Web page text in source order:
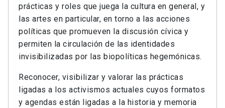
prácticas y roles que juega la cultura en general, y
las artes en particular, en torno a las acciones
políticas que promueven la discusión cívica y
permiten la circulación de las identidades
invisibilizadas por las biopolíticas hegemónicas.
Reconocer, visibilizar y valorar las prácticas
ligadas a los activismos actuales cuyos formatos
y agendas están ligadas a la historia y memoria